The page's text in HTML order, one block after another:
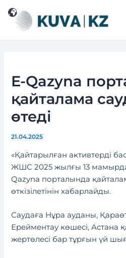
Перейти
содержимому
E-Qazyna
қайталама
өтеді
21.04.2025
«Қайтарылған активтерді
ЖШС 2025 жылғы 13 мамырда
Qazyna порталында
өткізілетінін хабарлайды.
Саудаға Нұра ауданы,
Ерейментау көшесі, Астана
жертөлесі бар тұрғын үй
Навигация
по
записям